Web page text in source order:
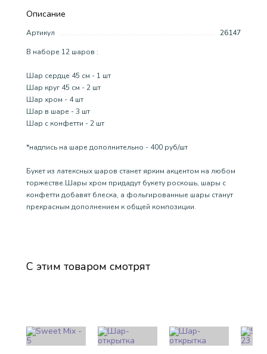
Описание
Артикул
26147
В наборе 12 шаров :
Шар сердце 45 см - 1 шт
Шар круг 45 см - 2 шт
Шар хром - 4 шт
Шар в шаре - 3 шт
Шар с конфетти - 2 шт
*надпись на шаре дополнительно - 400 руб/шт
Букет из латексных шаров станет ярким акцентом на любом
торжестве.Шары хром придадут букету роскошь, шары с
конфетти добавят блеска, а фольгированные шары станут
прекрасным дополнением к общей композиции.
С этим товаром смотрят